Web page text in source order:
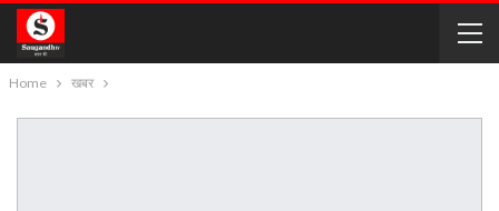
Home खबर